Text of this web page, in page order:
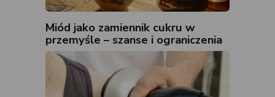
Miód jako zamiennik cukru w
przemyśle – szanse i ograniczenia